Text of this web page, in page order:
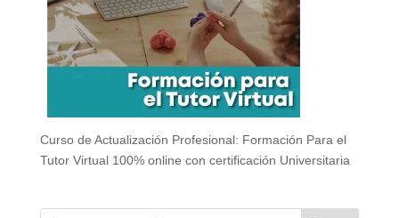
Curso de Actualización Profesional: Formación Para el
Tutor Virtual 100% online con certificación Universitaria